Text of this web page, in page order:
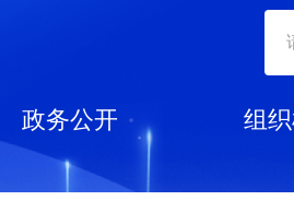
政务公开 组